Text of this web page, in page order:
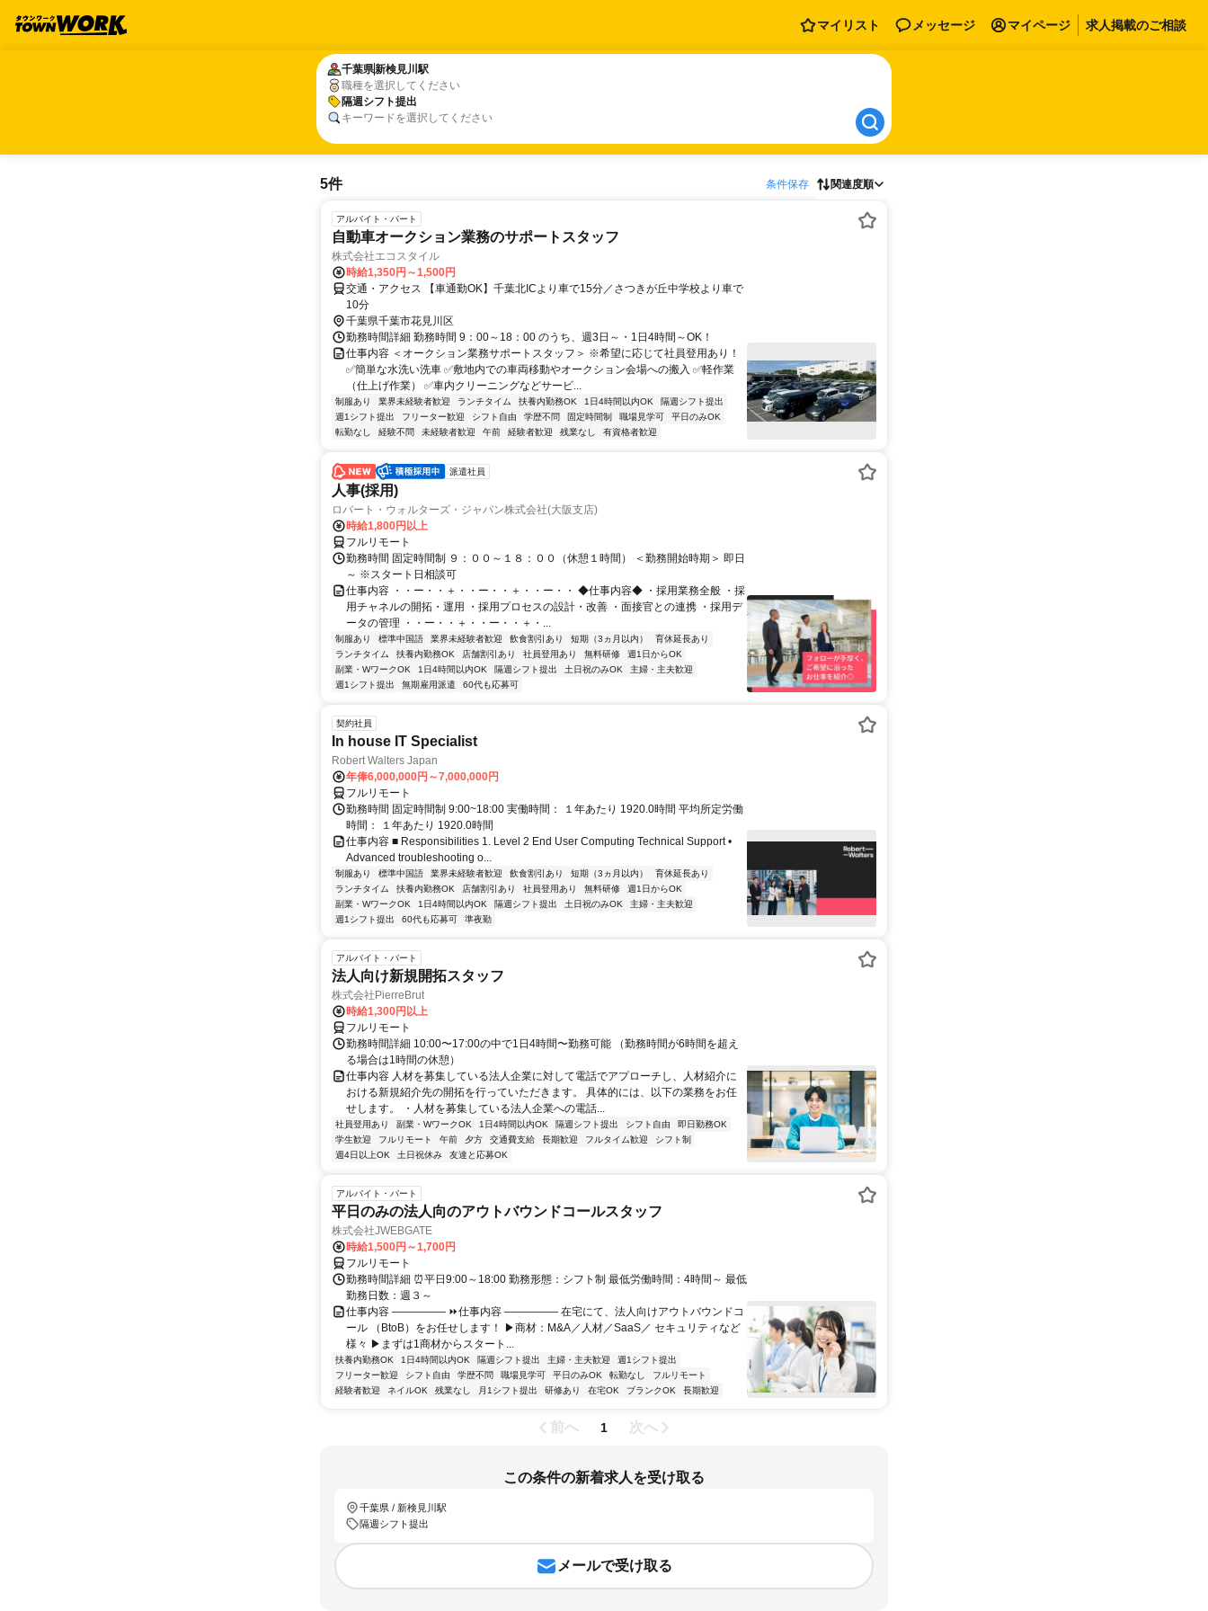
マイリスト メッセージ マイページ 求人掲載のご相談
千葉県新検見川駅
職種を選択してください
隔週シフト提出
キーワードを選択してください
千葉県新検見川駅
隔週シフト提出
5件 条件保存 関連度順
アルバイト・パート
自動車オークション業務のサポートスタッフ
株式会社エコスタイル
時給1,350円～1,500円
交通・アクセス 【車通勤OK】千葉北ICより車で15分／さつきが丘中学校より車で
10分
千葉県千葉市花見川区
勤務時間詳細 勤務時間 9：00～18：00 のうち、週3日～・1日4時間～OK！
仕事内容 ＜オークション業務サポートスタッフ＞ ※希望に応じて社員登用あり！
✅簡単な水洗い洗車 ✅敷地内での車両移動やオークション会場への搬入 ✅軽作業
（仕上げ作業） ✅車内クリーニングなどサービ...
制服あり 業界未経験者歓迎 ランチタイム 扶養内勤務OK 1日4時間以内OK
隔週シフト提出
週1シフト提出
フリーター歓迎 シフト自由 学歴不問 固定時間制 職場見学可
平日のみOK
転勤なし
経験不問 未経験者歓迎 午前 経験者歓迎 残業なし 有資格者歓迎
派遣社員
人事(採用)
ロバート・ウォルターズ・ジャパン株式会社(大阪支店)
時給1,800円以上
フルリモート
勤務時間 固定時間制 ９：００～１８：００（休憩１時間） ＜勤務開始時期＞ 即日
～ ※スタート日相談可
仕事内容 ・・ー・・＋・・ー・・＋・・ー・・ ◆仕事内容◆ ・採用業務全般 ・採
用チャネルの開拓・運用 ・採用プロセスの設計・改善 ・面接官との連携 ・採用デ
ータの管理 ・・ー・・＋・・ー・・＋・...
制服あり 標準中国語 業界未経験者歓迎 飲食割引あり 短期（3ヵ月以内）
育休延長あり
ランチタイム
扶養内勤務OK 店舗割引あり 社員登用あり 無料研修
週1日からOK
副業・WワークOK
1日4時間以内OK 隔週シフト提出 土日祝のみOK
主婦・主夫歓迎
週1シフト提出
無期雇用派遣 60代も応募可
契約社員
In house IT Specialist
Robert Walters Japan
年俸6,000,000円～7,000,000円
フルリモート
勤務時間 固定時間制 9:00~18:00 実働時間： １年あたり 1920.0時間 平均所定労働
時間： １年あたり 1920.0時間
仕事内容 ■ Responsibilities 1. Level 2 End User Computing Technical Support •
Advanced troubleshooting o...
制服あり 標準中国語 業界未経験者歓迎 飲食割引あり 短期（3ヵ月以内）
育休延長あり
ランチタイム
扶養内勤務OK 店舗割引あり 社員登用あり 無料研修
週1日からOK
副業・WワークOK
1日4時間以内OK 隔週シフト提出 土日祝のみOK
主婦・主夫歓迎
週1シフト提出
60代も応募可 準夜勤
アルバイト・パート
法人向け新規開拓スタッフ
株式会社PierreBrut
時給1,300円以上
フルリモート
勤務時間詳細 10:00〜17:00の中で1日4時間〜勤務可能 （勤務時間が6時間を超え
る場合は1時間の休憩）
仕事内容 人材を募集している法人企業に対して電話でアプローチし、人材紹介に
おける新規紹介先の開拓を行っていただきます。 具体的には、以下の業務をお任
せします。 ・人材を募集している法人企業への電話...
社員登用あり 副業・WワークOK 1日4時間以内OK 隔週シフト提出 シフト自由
即日勤務OK
学生歓迎
フルリモート 午前 夕方 交通費支給 長期歓迎 フルタイム歓迎
シフト制
週4日以上OK
土日祝休み 友達と応募OK
アルバイト・パート
平日のみの法人向のアウトバウンドコールスタッフ
株式会社JWEBGATE
時給1,500円～1,700円
フルリモート
勤務時間詳細 ⏰平日9:00～18:00 勤務形態：シフト制 最低労働時間：4時間～ 最低
勤務日数：週３～
仕事内容 ――――― ⏩仕事内容 ――――― 在宅にて、法人向けアウトバウンドコ
ール （BtoB）をお任せします！ ▶商材：M&A／人材／SaaS／ セキュリティなど
様々 ▶まずは1商材からスタート...
扶養内勤務OK 1日4時間以内OK 隔週シフト提出 主婦・主夫歓迎
週1シフト提出
フリーター歓迎
シフト自由 学歴不問 職場見学可 平日のみOK 転勤なし
フルリモート
経験者歓迎
ネイルOK 残業なし 月1シフト提出 研修あり 在宅OK ブランクOK 長期歓迎
前へ 1 次へ
この条件の新着求人を受け取る
千葉県 / 新検見川駅
隔週シフト提出
メールで受け取る